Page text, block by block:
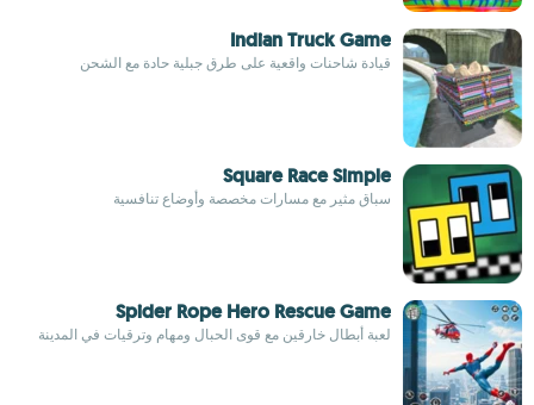
Indian Truck Game
قيادة شاحنات واقعية على طرق جبلية حادة مع الشحن
Square Race Simple
سباق مثير مع مسارات مخصصة وأوضاع تنافسية
Spider Rope Hero Rescue Game
لعبة أبطال خارقين مع قوى الحبال ومهام وترقيات في المدينة